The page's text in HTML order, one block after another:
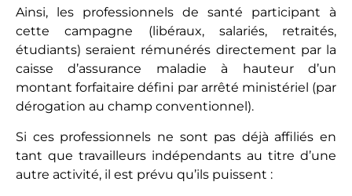
Ainsi, les professionnels de santé participant à
cette campagne (libéraux, salariés, retraités,
étudiants) seraient rémunérés directement par la
caisse d’assurance maladie à hauteur d’un
montant forfaitaire défini par arrêté ministériel (par
dérogation au champ conventionnel).
Si ces professionnels ne sont pas déjà affiliés en
tant que travailleurs indépendants au titre d’une
autre activité, il est prévu qu’ils puissent :